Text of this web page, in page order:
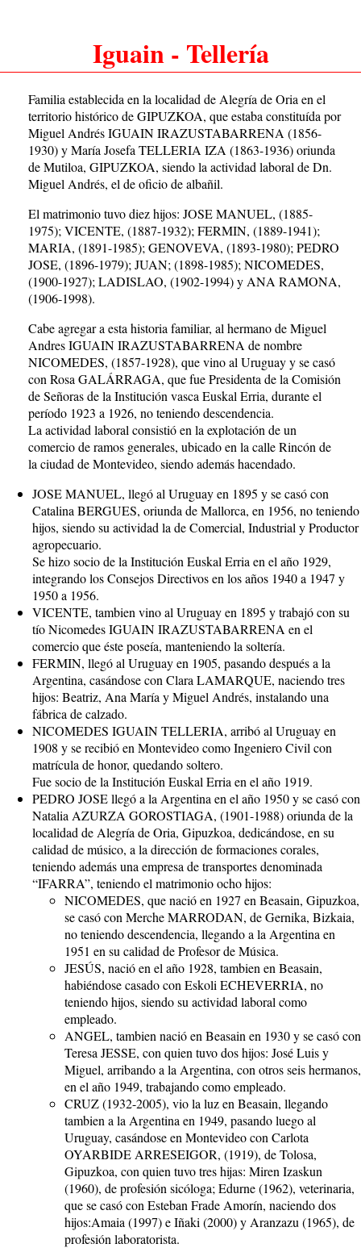
Iguain - Tellería
Familia establecida en la localidad de Alegría de Oria en el
territorio histórico de GIPUZKOA, que estaba constituída por
Miguel Andrés IGUAIN IRAZUSTABARRENA (1856-
1930) y María Josefa TELLERIA IZA (1863-1936) oriunda
de Mutiloa, GIPUZKOA, siendo la actividad laboral de Dn.
Miguel Andrés, el de oficio de albañil.
El matrimonio tuvo diez hijos: JOSE MANUEL, (1885-
1975); VICENTE, (1887-1932); FERMIN, (1889-1941);
MARIA, (1891-1985); GENOVEVA, (1893-1980); PEDRO
JOSE, (1896-1979); JUAN; (1898-1985); NICOMEDES,
(1900-1927); LADISLAO, (1902-1994) y ANA RAMONA,
(1906-1998).
Cabe agregar a esta historia familiar, al hermano de Miguel
Andres IGUAIN IRAZUSTABARRENA de nombre
NICOMEDES, (1857-1928), que vino al Uruguay y se casó
con Rosa GALÁRRAGA, que fue Presidenta de la Comisión
de Señoras de la Institución vasca Euskal Erria, durante el
período 1923 a 1926, no teniendo descendencia.
La actividad laboral consistió en la explotación de un
comercio de ramos generales, ubicado en la calle Rincón de
la ciudad de Montevideo, siendo además hacendado.
JOSE MANUEL, llegó al Uruguay en 1895 y se casó con
Catalina BERGUES, oriunda de Mallorca, en 1956, no teniendo
hijos, siendo su actividad la de Comercial, Industrial y Productor
agropecuario.
Se hizo socio de la Institución Euskal Erria en el año 1929,
integrando los Consejos Directivos en los años 1940 a 1947 y
1950 a 1956.
VICENTE, tambien vino al Uruguay en 1895 y trabajó con su
tío Nicomedes IGUAIN IRAZUSTABARRENA en el
comercio que éste poseía, manteniendo la soltería.
FERMIN, llegó al Uruguay en 1905, pasando después a la
Argentina, casándose con Clara LAMARQUE, naciendo tres
hijos: Beatriz, Ana María y Miguel Andrés, instalando una
fábrica de calzado.
NICOMEDES IGUAIN TELLERIA, arribó al Uruguay en
1908 y se recibió en Montevideo como Ingeniero Civil con
matrícula de honor, quedando soltero.
Fue socio de la Institución Euskal Erria en el año 1919.
PEDRO JOSE llegó a la Argentina en el año 1950 y se casó con
Natalia AZURZA GOROSTIAGA, (1901-1988) oriunda de la
localidad de Alegría de Oria, Gipuzkoa, dedicándose, en su
calidad de músico, a la dirección de formaciones corales,
teniendo además una empresa de transportes denominada
“IFARRA”, teniendo el matrimonio ocho hijos:
NICOMEDES, que nació en 1927 en Beasain, Gipuzkoa,
se casó con Merche MARRODAN, de Gernika, Bizkaia,
no teniendo descendencia, llegando a la Argentina en
1951 en su calidad de Profesor de Música.
JESÚS, nació en el año 1928, tambien en Beasain,
habiéndose casado con Eskoli ECHEVERRIA, no
teniendo hijos, siendo su actividad laboral como
empleado.
ANGEL, tambien nació en Beasain en 1930 y se casó con
Teresa JESSE, con quien tuvo dos hijos: José Luis y
Miguel, arribando a la Argentina, con otros seis hermanos,
en el año 1949, trabajando como empleado.
CRUZ (1932-2005), vio la luz en Beasain, llegando
tambien a la Argentina en 1949, pasando luego al
Uruguay, casándose en Montevideo con Carlota
OYARBIDE ARRESEIGOR, (1919), de Tolosa,
Gipuzkoa, con quien tuvo tres hijas: Miren Izaskun
(1960), de profesión sicóloga; Edurne (1962), veterinaria,
que se casó con Esteban Frade Amorín, naciendo dos
hijos:Amaia (1997) e Iñaki (2000) y Aranzazu (1965), de
profesión laboratorista.